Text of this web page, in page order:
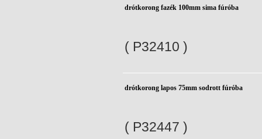
drótkorong fazék 100mm sima fúróba
( P32410 )
drótkorong lapos 75mm sodrott fúróba
( P32447 )